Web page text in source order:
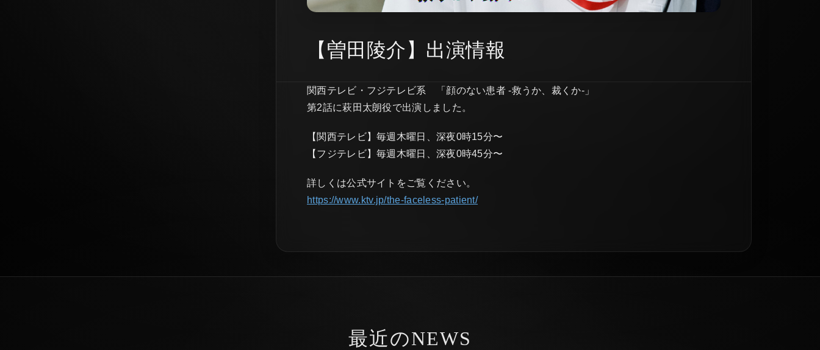
【曽田陵介】出演情報
関西テレビ・フジテレビ系 「顔のない患者 -救うか、裁くか-」
第2話に萩田太朗役で出演しました。
【関西テレビ】毎週木曜日、深夜0時15分〜
【フジテレビ】毎週木曜日、深夜0時45分〜
詳しくは公式サイトをご覧ください。
https://www.ktv.jp/the-faceless-patient/
最近のNEWS